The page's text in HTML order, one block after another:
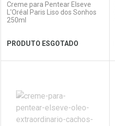
Ver Desconto Convênio
Creme para Pentear Elseve
L'Oréal Paris Liso dos Sonhos
250ml
PRODUTO ESGOTADO
Laboratório
Por Menos